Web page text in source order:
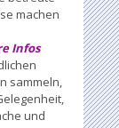
machen
Infos
sammeln,
und